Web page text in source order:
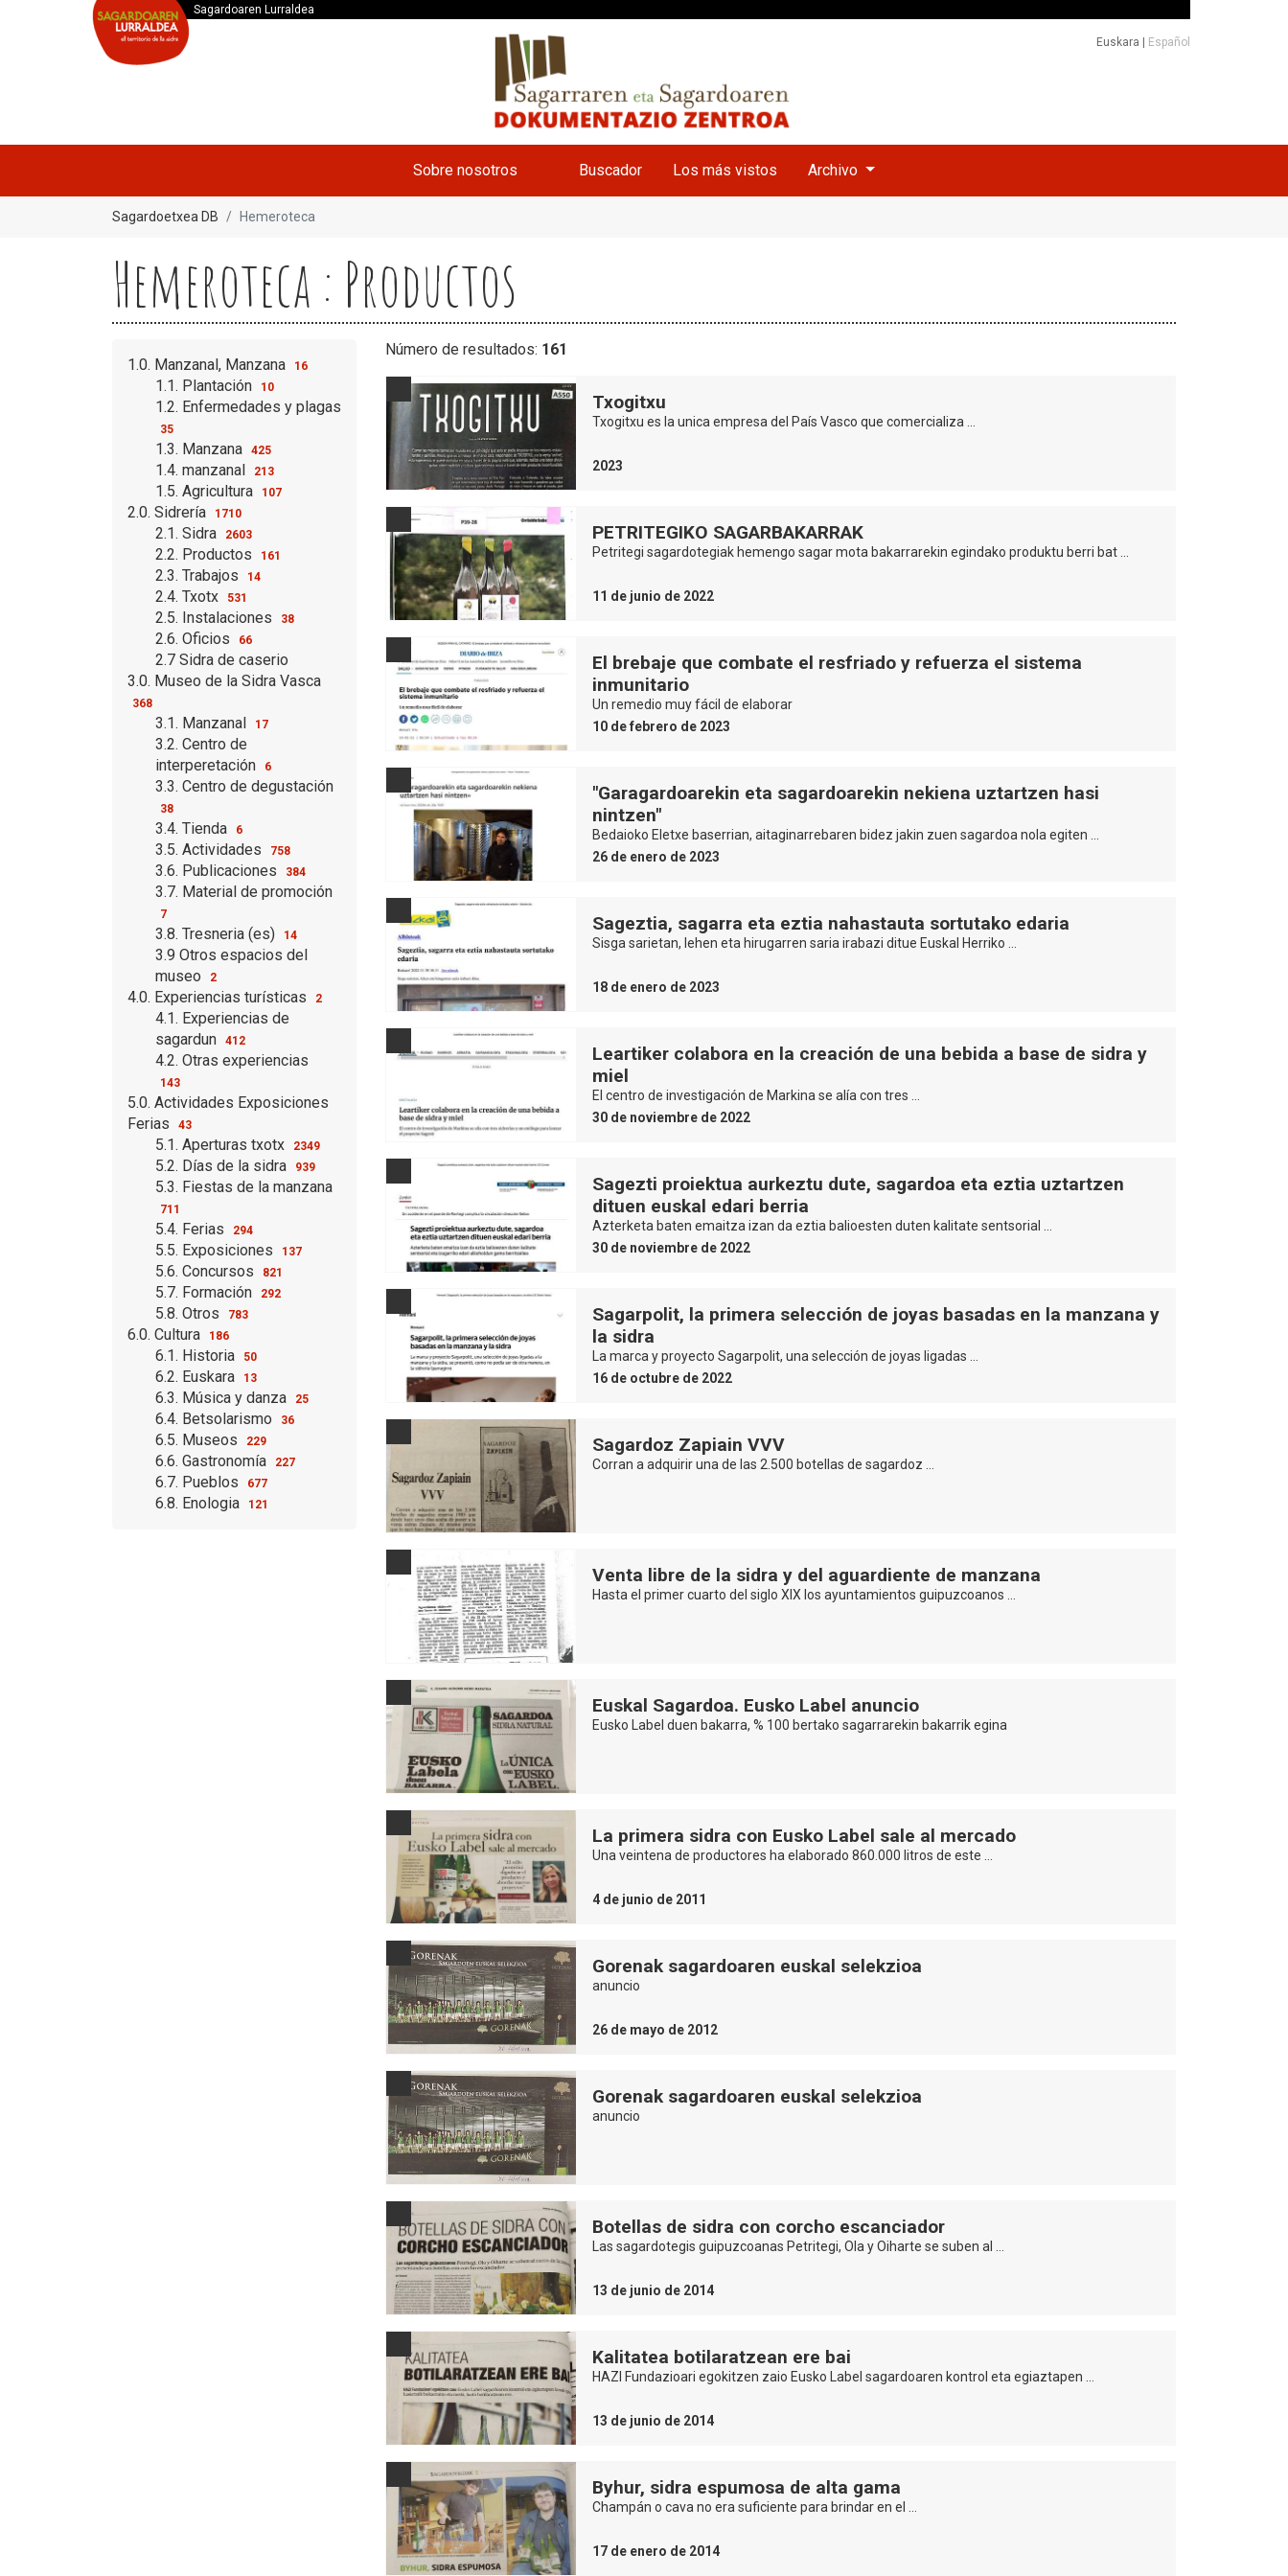
Sagardoaren Lurraldea
Euskara Español
Sobre nosotros Buscador Los más vistos Archivo
Sagardoetxea DB Hemeroteca
Hemeroteca : Productos
1.0. Manzanal, Manzana 16
1.1. Plantación 10
1.2. Enfermedades y plagas
35
1.3. Manzana 425
1.4. manzanal 213
1.5. Agricultura 107
2.0. Sidrería 1710
2.1. Sidra 2603
2.2. Productos 161
2.3. Trabajos 14
2.4. Txotx 531
2.5. Instalaciones 38
2.6. Oficios 66
2.7 Sidra de caserio
3.0. Museo de la Sidra Vasca
368
3.1. Manzanal 17
3.2. Centro de
interperetación
6
3.3. Centro de degustación
38
3.4. Tienda 6
3.5. Actividades 758
3.6. Publicaciones 384
3.7. Material de promoción
7
3.8. Tresneria (es) 14
3.9 Otros espacios del
museo
2
4.0. Experiencias turísticas 2
4.1. Experiencias de
sagardun
412
4.2. Otras experiencias
143
5.0. Actividades Exposiciones
Ferias
43
5.1. Aperturas txotx 2349
5.2. Días de la sidra 939
5.3. Fiestas de la manzana
711
5.4. Ferias 294
5.5. Exposiciones 137
5.6. Concursos 821
5.7. Formación 292
5.8. Otros 783
6.0. Cultura 186
6.1. Historia 50
6.2. Euskara 13
6.3. Música y danza 25
6.4. Betsolarismo 36
6.5. Museos 229
6.6. Gastronomía 227
6.7. Pueblos 677
6.8. Enologia 121
Número de resultados: 161
Txogitxu
Txogitxu es la unica empresa del País Vasco que comercializa …
2023
PETRITEGIKO SAGARBAKARRAK
Petritegi sagardotegiak hemengo sagar mota bakarrarekin egindako produktu berri bat …
11 de junio de 2022
El brebaje que combate el resfriado y refuerza el sistema
inmunitario
Un remedio muy fácil de elaborar
10 de febrero de 2023
"Garagardoarekin eta sagardoarekin nekiena uztartzen hasi
nintzen"
Bedaioko Eletxe baserrian, aitaginarrebaren bidez jakin zuen sagardoa nola egiten …
26 de enero de 2023
Sageztia, sagarra eta eztia nahastauta sortutako edaria
Sisga sarietan, lehen eta hirugarren saria irabazi ditue Euskal Herriko …
18 de enero de 2023
Leartiker colabora en la creación de una bebida a base de sidra y
miel
El centro de investigación de Markina se alía con tres …
30 de noviembre de 2022
Sagezti proiektua aurkeztu dute, sagardoa eta eztia uztartzen
dituen euskal edari berria
Azterketa baten emaitza izan da eztia balioesten duten kalitate sentsorial …
30 de noviembre de 2022
Sagarpolit, la primera selección de joyas basadas en la manzana y
la sidra
La marca y proyecto Sagarpolit, una selección de joyas ligadas …
16 de octubre de 2022
Sagardoz Zapiain VVV
Corran a adquirir una de las 2.500 botellas de sagardoz …
Venta libre de la sidra y del aguardiente de manzana
Hasta el primer cuarto del siglo XIX los ayuntamientos guipuzcoanos …
Euskal Sagardoa. Eusko Label anuncio
Eusko Label duen bakarra, % 100 bertako sagarrarekin bakarrik egina
La primera sidra con Eusko Label sale al mercado
Una veintena de productores ha elaborado 860.000 litros de este …
4 de junio de 2011
Gorenak sagardoaren euskal selekzioa
anuncio
26 de mayo de 2012
Gorenak sagardoaren euskal selekzioa
anuncio
Botellas de sidra con corcho escanciador
Las sagardotegis guipuzcoanas Petritegi, Ola y Oiharte se suben al …
13 de junio de 2014
Kalitatea botilaratzean ere bai
HAZI Fundazioari egokitzen zaio Eusko Label sagardoaren kontrol eta egiaztapen …
13 de junio de 2014
Byhur, sidra espumosa de alta gama
Champán o cava no era suficiente para brindar en el …
17 de enero de 2014